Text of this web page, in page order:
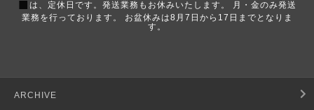
■ は、定休日です。発送業務もお休みいたします。 月・金のみ発送
業務を行っております。 お盆休みは8月7日から17日までとなりま
す。
ARCHIVE